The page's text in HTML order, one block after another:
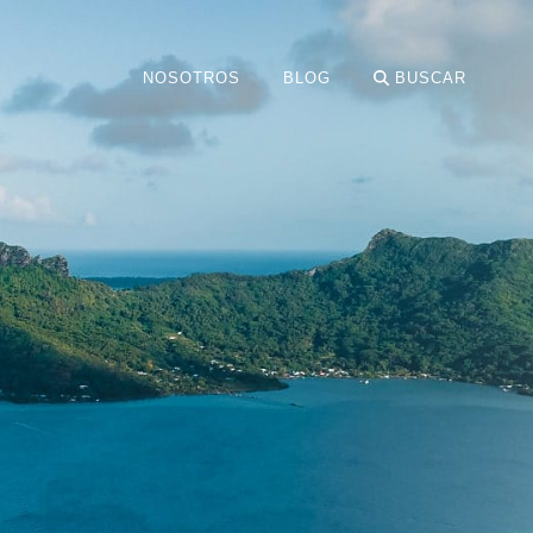
NOSOTROS BLOG BUSCAR